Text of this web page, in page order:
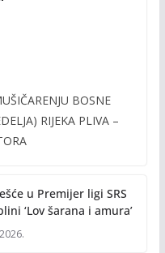
BOSNE
RIJEKA PLIVA –
u Premijer ligi SRS
‘Lov šarana i amura’